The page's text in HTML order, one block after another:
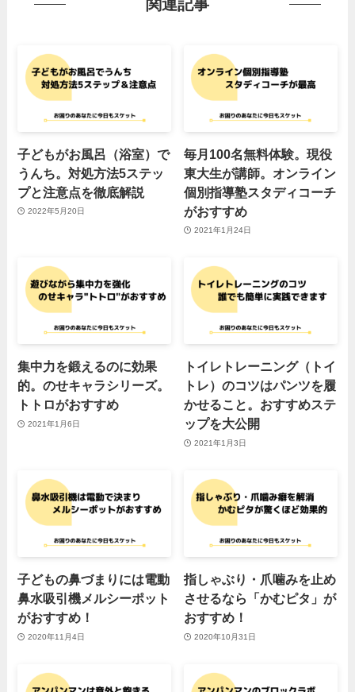
関連記事
子どもがお風呂（浴室）で
うんち。対処方法5ステッ
プと注意点を徹底解説
2022年5月20日
毎月100名無料体験。現役
東大生が講師。オンライン
個別指導塾スタディコーチ
がおすすめ
2021年1月24日
集中力を鍛えるのに効果
的。のせキャラシリーズ。
トトロがおすすめ
2021年1月6日
トイレトレーニング（トイ
トレ）のコツはパンツを履
かせること。おすすめステ
ップを大公開
2021年1月3日
子どもの鼻づまりには電動
鼻水吸引機メルシーポット
がおすすめ！
2020年11月4日
指しゃぶり・爪噛みを止め
させるなら「かむピタ」が
おすすめ！
2020年10月31日